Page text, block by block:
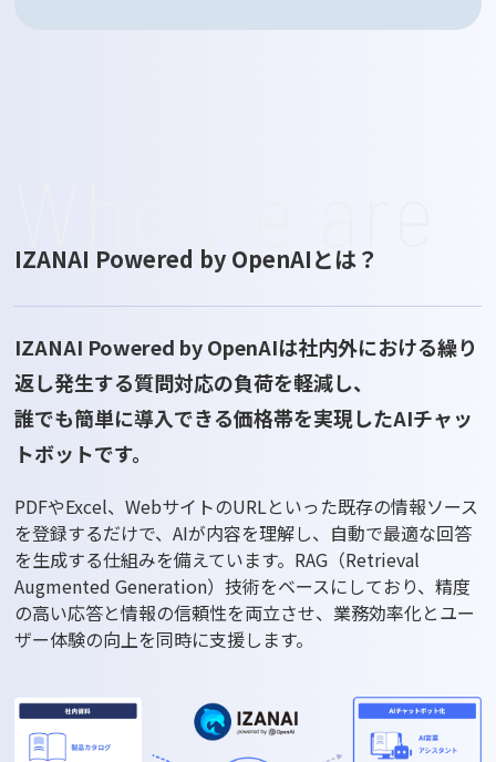
IZANAI Powered by OpenAIとは？
IZANAI Powered by OpenAIは社内外における繰り
返し発生する質問対応の負荷を軽減し、
誰でも簡単に導入できる価格帯を実現したAIチャッ
トボットです。
PDFやExcel、WebサイトのURLといった既存の情報ソース
を登録するだけで、AIが内容を理解し、自動で最適な回答
を生成する仕組みを備えています。RAG（Retrieval
Augmented Generation）技術をベースにしており、精度
の高い応答と情報の信頼性を両立させ、業務効率化とユー
ザー体験の向上を同時に支援します。